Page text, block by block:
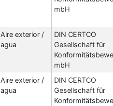
mbH
Aire exterior /
agua
DIN CERTCO
Gesellschaft für
mbH
Aire exterior /
agua
DIN CERTCO
Gesellschaft für